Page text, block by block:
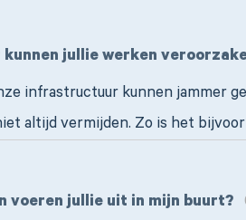
kunnen jullie werken
infrastructuur kunnen jammer
altijd vermijden. Zo is het
voeren jullie uit in mijn buurt?